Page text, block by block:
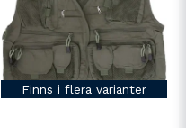
Finns i flera varianter